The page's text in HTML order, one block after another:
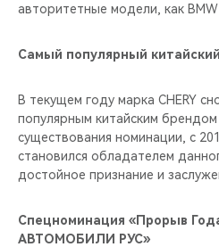
авторитетные модели, как BMW
Самый популярный
В текущем году марка CHERY
популярным китайским
существования номинации, c
становился обладателем
достойное признание и
Спецноминация «Прорыв
АВТОМОБИЛИ РУС»